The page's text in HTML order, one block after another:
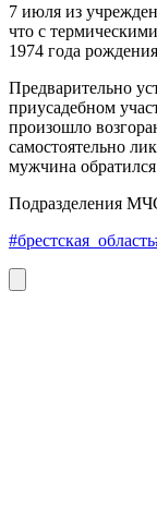
7 июля из
что с
1974 года
Предварительно
приусадебном
произошло
самостоятельно
мужчина
Подразделения
#брестская_область